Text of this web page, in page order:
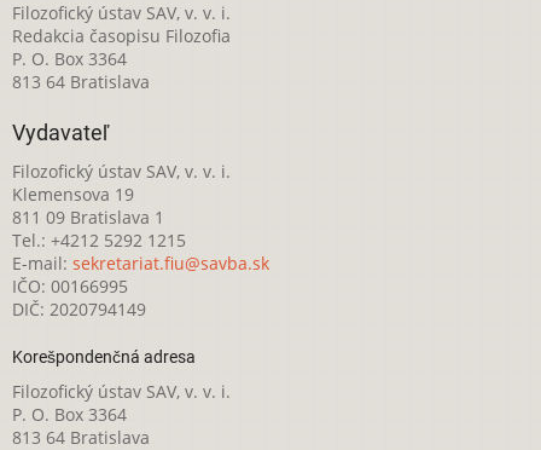
Filozofický ústav SAV, v. v. i.
Redakcia časopisu Filozofia
P. O. Box 3364
813 64 Bratislava
Vydavateľ
Filozofický ústav SAV, v. v. i.
Klemensova 19
811 09 Bratislava 1
Tel.: +4212 5292 1215
E-mail: sekretariat.fiu@savba.sk
IČO: 00166995
DIČ: 2020794149
Korešpondenčná adresa
Filozofický ústav SAV, v. v. i.
P. O. Box 3364
813 64 Bratislava